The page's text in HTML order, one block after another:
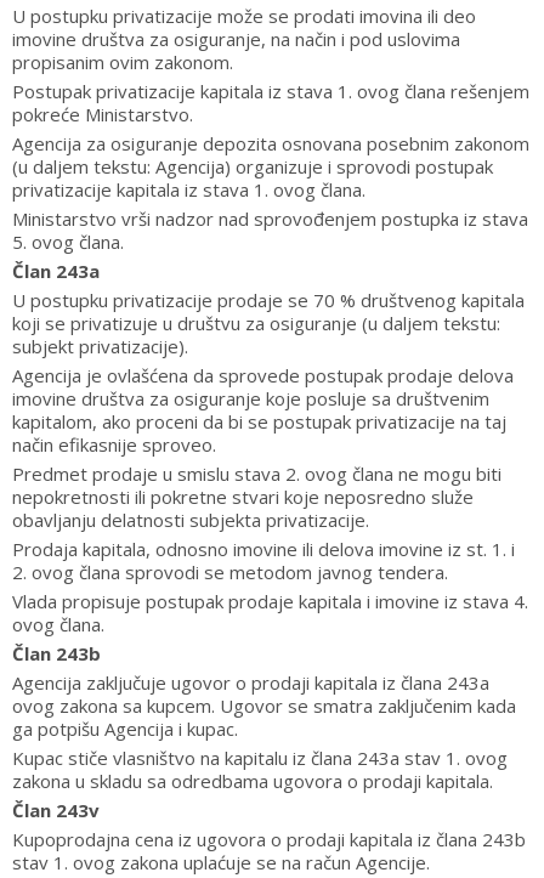
U postupku privatizacije može se prodati imovina ili deo
imovine društva za osiguranje, na način i pod uslovima
propisanim ovim zakonom.
Postupak privatizacije kapitala iz stava 1. ovog člana rešenjem
pokreće Ministarstvo.
Agencija za osiguranje depozita osnovana posebnim zakonom
(u daljem tekstu: Agencija) organizuje i sprovodi postupak
privatizacije kapitala iz stava 1. ovog člana.
Ministarstvo vrši nadzor nad sprovođenjem postupka iz stava
5. ovog člana.
Član 243a
U postupku privatizacije prodaje se 70 % društvenog kapitala
koji se privatizuje u društvu za osiguranje (u daljem tekstu:
subjekt privatizacije).
Agencija je ovlašćena da sprovede postupak prodaje delova
imovine društva za osiguranje koje posluje sa društvenim
kapitalom, ako proceni da bi se postupak privatizacije na taj
način efikasnije sproveo.
Predmet prodaje u smislu stava 2. ovog člana ne mogu biti
nepokretnosti ili pokretne stvari koje neposredno služe
obavljanju delatnosti subjekta privatizacije.
Prodaja kapitala, odnosno imovine ili delova imovine iz st. 1. i
2. ovog člana sprovodi se metodom javnog tendera.
Vlada propisuje postupak prodaje kapitala i imovine iz stava 4.
ovog člana.
Član 243b
Agencija zaključuje ugovor o prodaji kapitala iz člana 243a
ovog zakona sa kupcem. Ugovor se smatra zaključenim kada
ga potpišu Agencija i kupac.
Kupac stiče vlasništvo na kapitalu iz člana 243a stav 1. ovog
zakona u skladu sa odredbama ugovora o prodaji kapitala.
Član 243v
Kupoprodajna cena iz ugovora o prodaji kapitala iz člana 243b
stav 1. ovog zakona uplaćuje se na račun Agencije.